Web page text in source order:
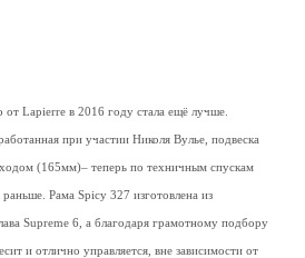
Lapierre в 2016 году стала ещё лучше.
при участии Николя Вулье, подвеска
(165мм)– теперь по техничным спускам
Рама Spicy 327 изготовлена из
Supreme 6, а благодаря грамотному подбору
и отлично управляется, вне зависимости от